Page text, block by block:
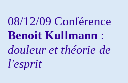
08/12/09 Conférence
Benoit Kullmann :
douleur et théorie de
l'esprit